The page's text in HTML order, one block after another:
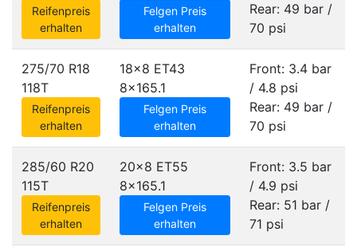
Reifenpreis
erhalten
Felgen Preis
erhalten
Rear: 49 bar /
70 psi
275/70 R18
118T
Reifenpreis
erhalten
18x8 ET43
8x165.1
Felgen Preis
erhalten
Front: 3.4 bar
/ 4.8 psi
Rear: 49 bar /
70 psi
285/60 R20
115T
Reifenpreis
erhalten
20x8 ET55
8x165.1
Felgen Preis
erhalten
Front: 3.5 bar
/ 4.9 psi
Rear: 51 bar /
71 psi